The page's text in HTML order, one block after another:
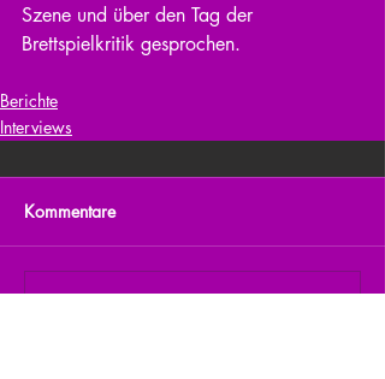
Szene und über den Tag der
Brettspielkritik gesprochen.
Berichte
Interviews
Kommentare